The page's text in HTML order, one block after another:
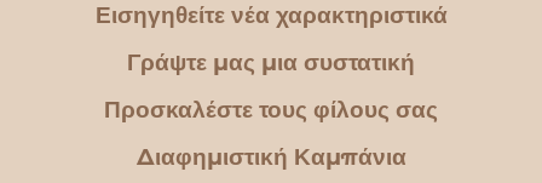
Εισηγηθείτε νέα χαρακτηριστικά
Γράψτε μας μια συστατική
Προσκαλέστε τους φίλους σας
Διαφημιστική Καμπάνια